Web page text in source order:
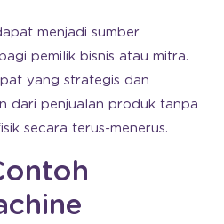
menjadi sumber
pemilik bisnis atau mitra.
yang strategis dan
dari penjualan produk tanpa
secara terus-menerus.